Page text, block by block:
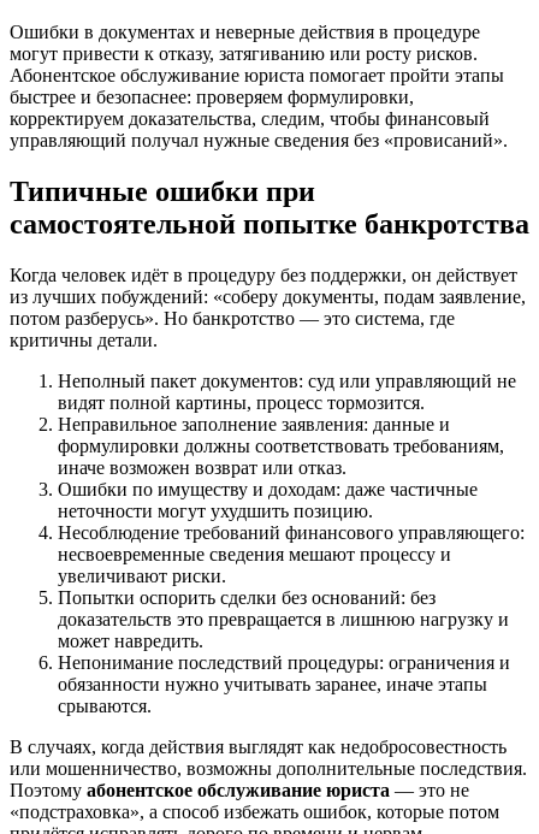
Ошибки в документах и неверные действия в процедуре
могут привести к отказу, затягиванию или росту рисков.
Абонентское обслуживание юриста помогает пройти этапы
быстрее и безопаснее: проверяем формулировки,
корректируем доказательства, следим, чтобы финансовый
управляющий получал нужные сведения без «провисаний».
Типичные ошибки при
самостоятельной попытке банкротства
Когда человек идёт в процедуру без поддержки, он действует
из лучших побуждений: «соберу документы, подам заявление,
потом разберусь». Но банкротство — это система, где
критичны детали.
Неполный пакет документов: суд или управляющий не
видят полной картины, процесс тормозится.
Неправильное заполнение заявления: данные и
формулировки должны соответствовать требованиям,
иначе возможен возврат или отказ.
Ошибки по имуществу и доходам: даже частичные
неточности могут ухудшить позицию.
Несоблюдение требований финансового управляющего:
несвоевременные сведения мешают процессу и
увеличивают риски.
Попытки оспорить сделки без оснований: без
доказательств это превращается в лишнюю нагрузку и
может навредить.
Непонимание последствий процедуры: ограничения и
обязанности нужно учитывать заранее, иначе этапы
срываются.
В случаях, когда действия выглядят как недобросовестность
или мошенничество, возможны дополнительные последствия.
Поэтому абонентское обслуживание юриста — это не
«подстраховка», а способ избежать ошибок, которые потом